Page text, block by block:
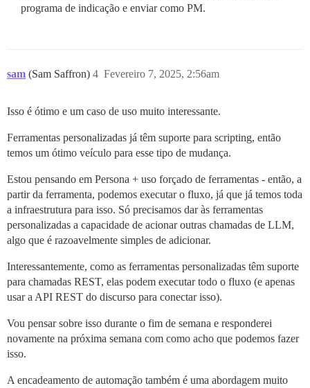
programa de indicação e enviar como PM.
sam (Sam Saffron) Fevereiro 7, 2025, 2:56am
4
Isso é ótimo e um caso de uso muito interessante.
Ferramentas personalizadas já têm suporte para scripting, então
temos um ótimo veículo para esse tipo de mudança.
Estou pensando em Persona + uso forçado de ferramentas - então, a
partir da ferramenta, podemos executar o fluxo, já que já temos toda
a infraestrutura para isso. Só precisamos dar às ferramentas
personalizadas a capacidade de acionar outras chamadas de LLM,
algo que é razoavelmente simples de adicionar.
Interessantemente, como as ferramentas personalizadas têm suporte
para chamadas REST, elas podem executar todo o fluxo (e apenas
usar a API REST do discurso para conectar isso).
Vou pensar sobre isso durante o fim de semana e responderei
novamente na próxima semana com como acho que podemos fazer
isso.
A encadeamento de automação também é uma abordagem muito